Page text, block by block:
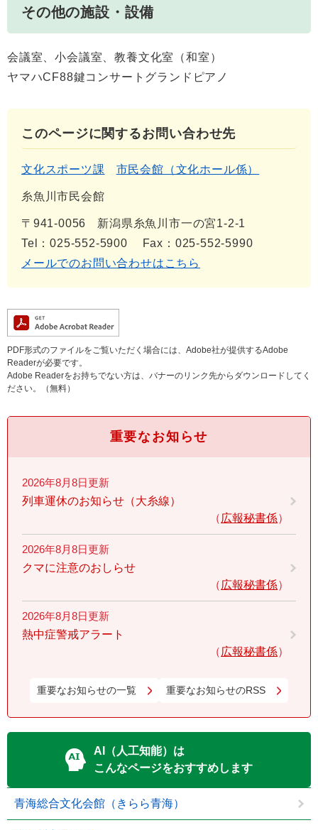
その他の施設・設備
会議室、小会議室、教養文化室（和室）
ヤマハCF88鍵コンサートグランドピアノ
このページに関するお問い合わせ先
文化スポーツ課 市民会館（文化ホール係）
糸魚川市民会館
〒941-0056
新潟県糸魚川市一の宮1-2-1
Tel：025-552-5900
Fax：025-552-5990
メールでのお問い合わせはこちら
PDF形式のファイルをご覧いただく場合には、Adobe社が提供するAdobe
Readerが必要です。
Adobe Readerをお持ちでない方は、バナーのリンク先からダウンロードしてく
ださい。（無料）
重要なお知らせ
2026年8月8日更新
列車運休のお知らせ（大糸線）
広報秘書係
2026年8月8日更新
クマに注意のおしらせ
広報秘書係
2026年8月8日更新
熱中症警戒アラート
広報秘書係
重要なお知らせの一覧 重要なお知らせのRSS
AI（人工知能）は
こんなページをおすすめします
青海総合文化会館（きらら青海）